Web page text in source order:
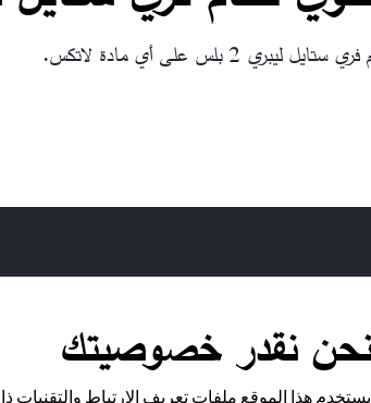
2 بلس على أي مادة لاتكس.
نحن نقدر خصوصيتك
يستخدم هذا الموقع ملفات تعريف الارتباط